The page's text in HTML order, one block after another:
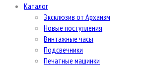
Каталог
Эксклюзив от Архаизм
Новые поступления
Винтажные часы
Подсвечники
Печатные машинки